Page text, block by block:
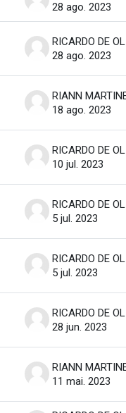
28 ago. 2023
28 ago. 2023
18 ago. 2023
10 jul. 2023
5 jul. 2023
5 jul. 2023
28 jun. 2023
11 mai. 2023